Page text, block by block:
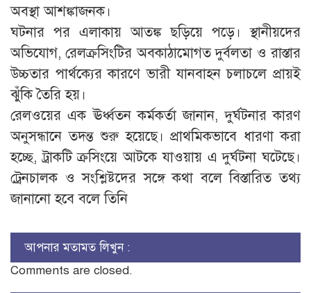
অবস্থা আশঙ্কাজনক।
ঘটনার পর এলাকায় আতঙ্ক ছড়িয়ে পড়ে। স্থানীয়দের
অভিযোগ, রেলক্রসিংটির অবকাঠামোগত দুর্বলতা ও রাস্তার
উচ্চতার পার্থক্যের কারণে ভারী যানবাহন চলাচলে প্রায়ই
ঝুঁকি তৈরি হয়।
রেলওয়ের এক ঊর্ধ্বতন কর্মকর্তা জানান, দুর্ঘটনার কারণ
অনুসন্ধানে তদন্ত শুরু হয়েছে। প্রাথমিকভাবে ধারণা করা
হচ্ছে, ট্রাকটি ক্রসিংয়ে আটকে যাওয়ায় এ দুর্ঘটনা ঘটেছে।
ট্রেনচালক ও সংশ্লিষ্টদের সঙ্গে কথা বলে বিস্তারিত তথ্য
জানানো হবে বলে তিনি
আপনার মতামত লিখুন :
Comments are closed.